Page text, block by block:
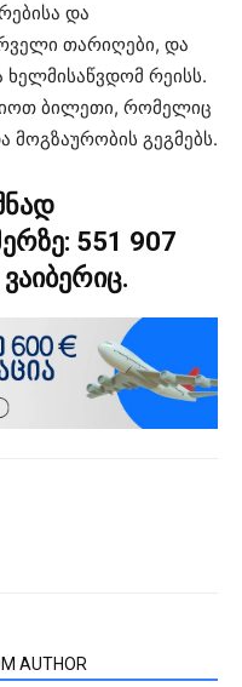
და
თარიღები, და
ხელმისაწვდომ რეისს.
ბილეთი, რომელიც
მოგზაურობის გეგმებს.
551 907
AUTHOR